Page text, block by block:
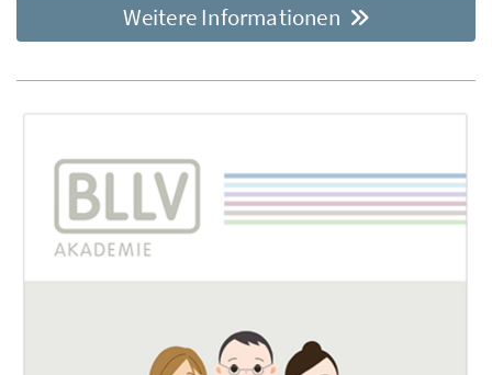
Weitere Informationen